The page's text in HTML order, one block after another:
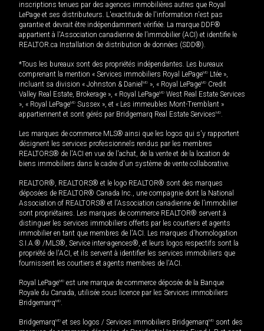
inscriptions tenues par des agences immobilières autres que Royal
LePage et ses distributeurs. L'exactitude de l'information n'est pas
garantie et devrait être indépendamment vérifiée. La marque DDF®
appartient à l'Association canadienne de l’immobilier (ACI) et identifie le
REALTOR.ca Installation de distribution de données (SDD®).
*Tous les bureaux sont des propriétés indépendantes. Les bureaux
comprenant la mention « Services immobiliers Royal LePageMD Ltée »,
incluant sa division « Johnston & Daniel MD », « Royal LePageMD Credit
Valley Real Estate, Brokerage », « Royal LePageMD West Real Estate Services
», « Royal LePageMD Sussex », et « Les immeubles Mont-Tremblant »
appartiennent et sont gérés par Bridgemarq Real Estate ServicesMD.
Les marques de commerce MLS® ainsi que les logos qui s'y rapportent
désignent les services professionnels rendus par les membres
REALTORS® de l'ACI en vue de l'achat, de la vente et de la location de
biens immobiliers dans le cadre d'un système de vente collaborative.
REALTOR®, REALTORS® et le logo REALTOR® sont des marques
déposées de REALTOR® Canada Inc., une compagnie dont la National
Association of REALTORS® et l'Association canadienne de l’immobilier
sont propriétaires. Les marques de commerce REALTOR® servent à
distinguer les services immobiliers offerts par les courtiers et agents
immobilier en tant que membres de l'ACI. Les marques d'homologation
S.I.A.® /MLS®, Service inter-agences®, et leurs logos respectifs sont la
propriété de l'ACI, et ils servent à identifier les services immobiliers que
fournissent les courtiers et agents membres de l'ACI.
Royal LePageMD est une marque de commerce déposée de la Banque
Royale du Canada, utilisée sous licence par les Services immobiliers
BridgemarqMD.
BridgemarqMD et ses logos / Services immobiliers BridgemarqMD sont des